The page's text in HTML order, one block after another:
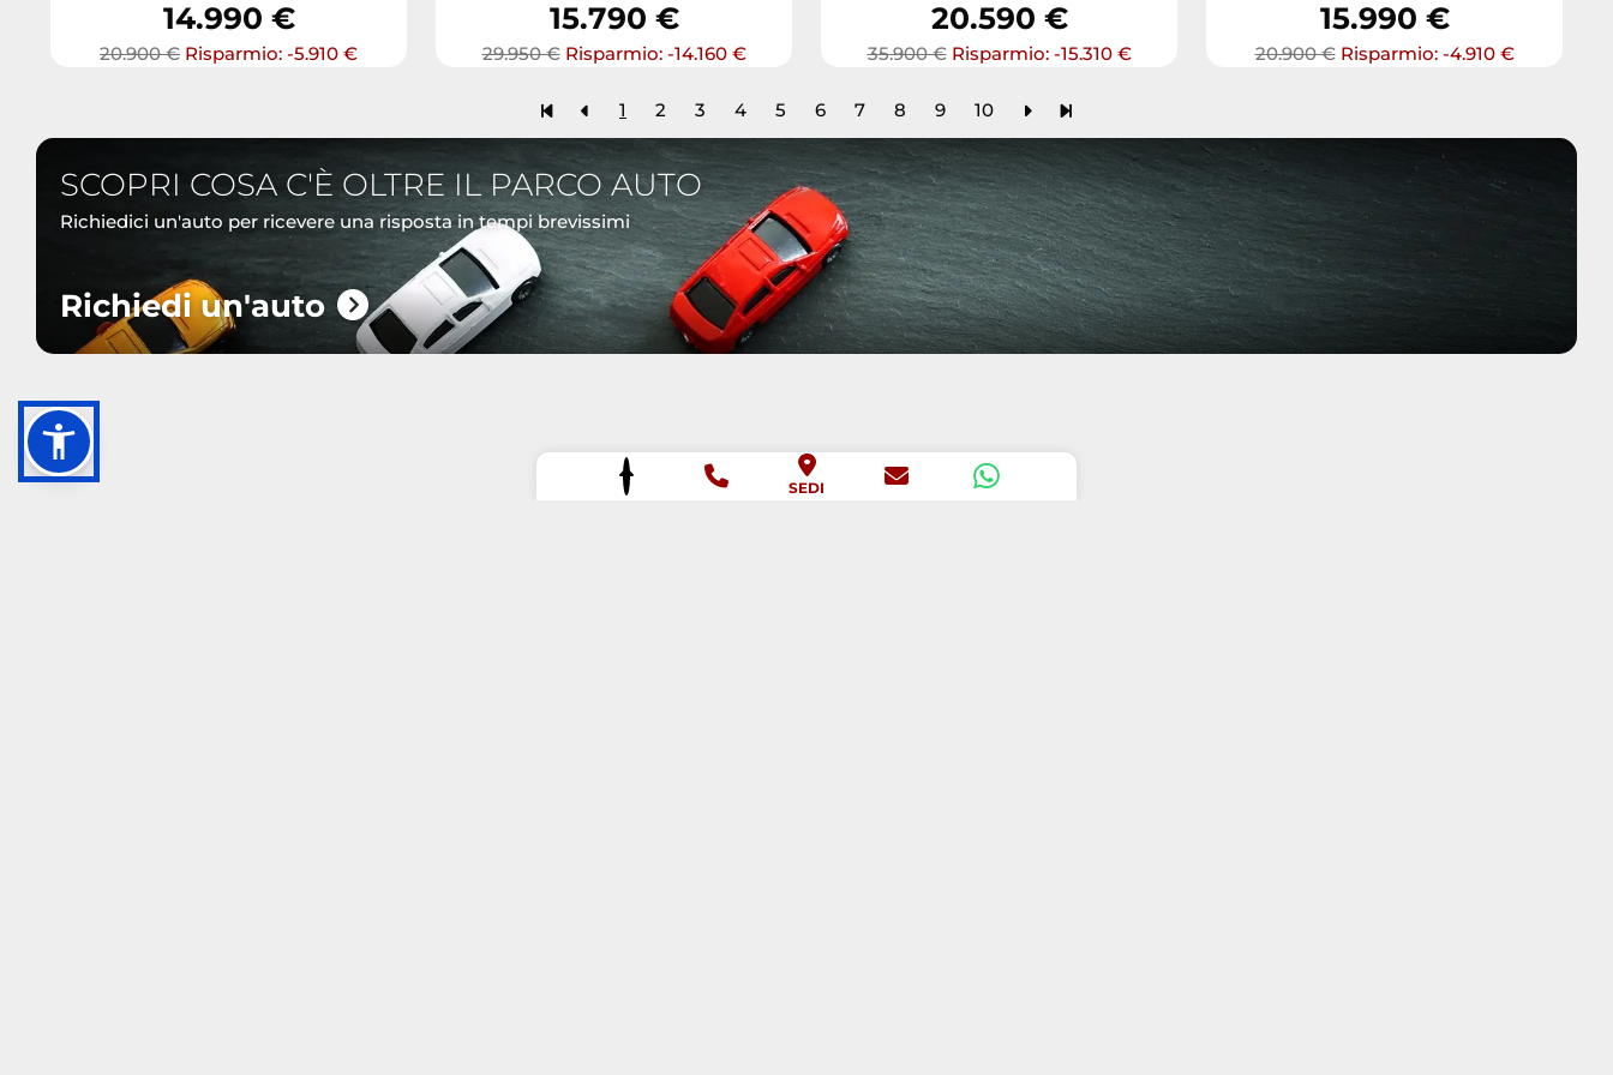
14.990 €
20.900 € Risparmio: -5.910 €
15.790 €
29.950 € Risparmio: -14.160 €
20.590 €
35.900 € Risparmio: -15.310 €
15.990 €
20.900 € Risparmio: -4.910 €
1 2 3 4 5 6 7 8 9 10
SCOPRI COSA C'È OLTRE IL PARCO AUTO
Richiedici un'auto per ricevere una risposta in tempi brevissimi
Richiedi un'auto
SEDI